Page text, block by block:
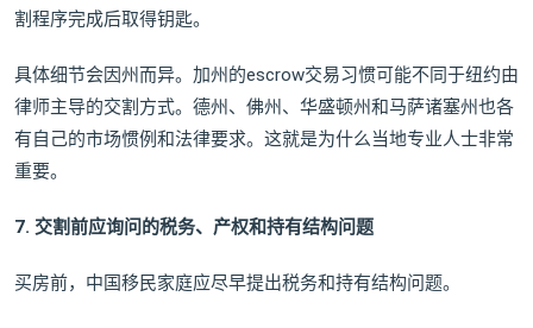
割程序完成后取得钥匙。
具体细节会因州而异。加州的escrow交易习惯可能不同于纽约由
律师主导的交割方式。德州、佛州、华盛顿州和马萨诸塞州也各
有自己的市场惯例和法律要求。这就是为什么当地专业人士非常
重要。
7. 交割前应询问的税务、产权和持有结构问题
买房前，中国移民家庭应尽早提出税务和持有结构问题。